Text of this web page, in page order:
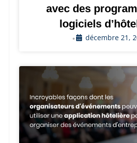
avec des
logiciels
• décembre 21,